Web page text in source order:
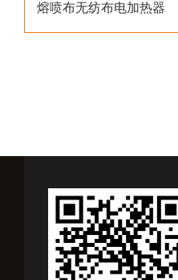
熔喷布无纺布电加热器